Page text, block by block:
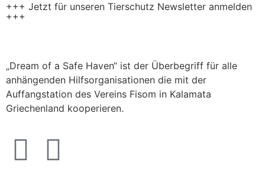
+++ Jetzt für unseren Tierschutz Newsletter anmelden
+++
„Dream of a Safe Haven“ ist der Überbegriff für alle
anhängenden Hilfsorganisationen die mit der
Auffangstation des Vereins Fisom in Kalamata
Griechenland kooperieren.